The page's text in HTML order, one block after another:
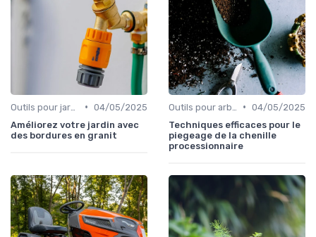
• 04/05/2025
Améliorez votre jardin avec
des bordures en granit
• 04/05/2025
Techniques efficaces pour le
piegeage de la chenille
processionnaire